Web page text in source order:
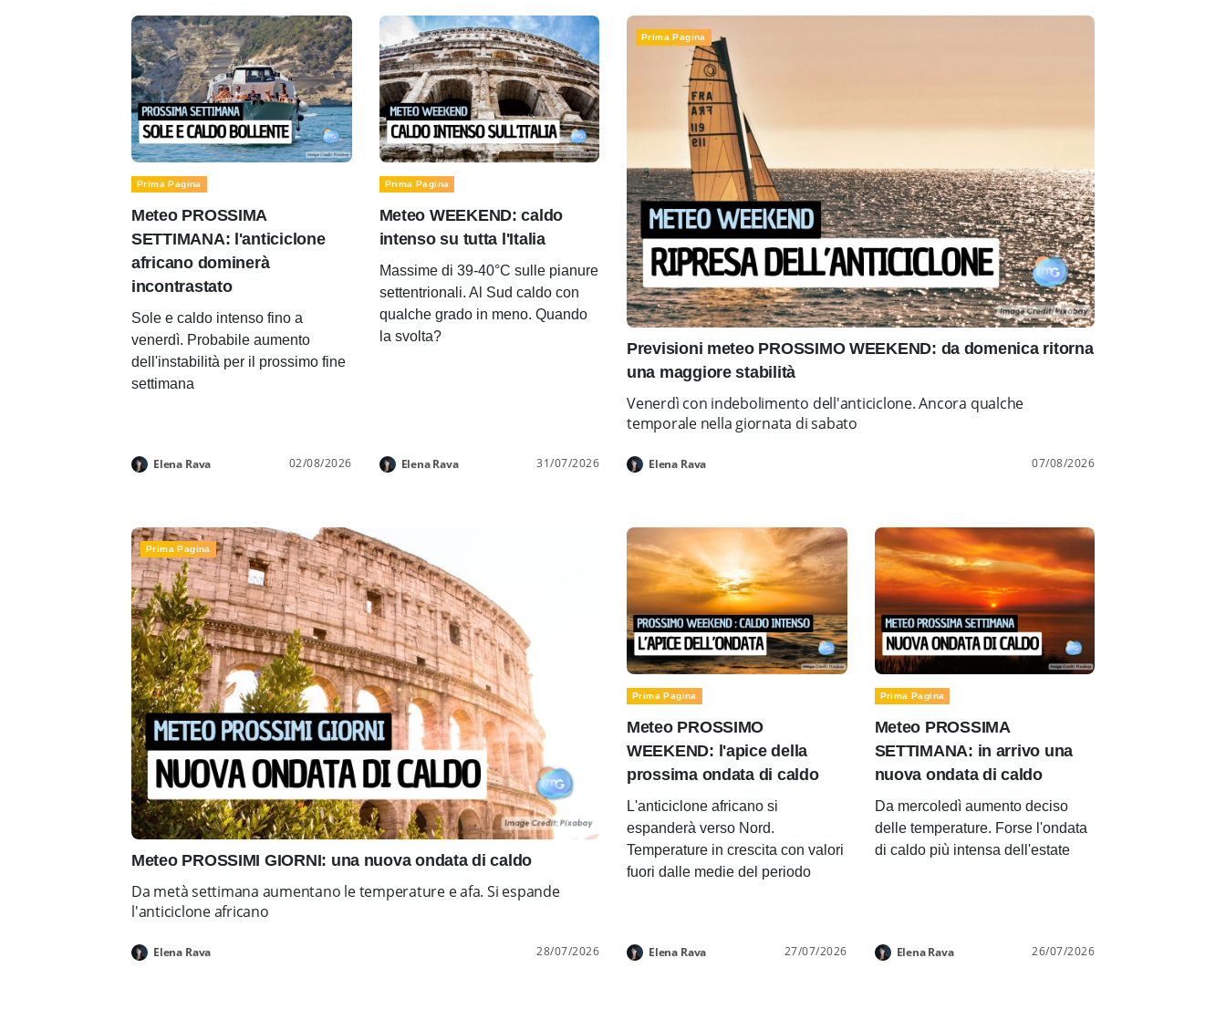
Prima Pagina
Meteo PROSSIMA
SETTIMANA: l'anticiclone
africano dominerà
incontrastato
Sole e caldo intenso fino a
venerdì. Probabile aumento
dell'instabilità per il prossimo fine
settimana
Elena Rava 02/08/2026
Prima Pagina
Meteo WEEKEND: caldo
intenso su tutta l'Italia
Massime di 39-40°C sulle pianure
settentrionali. Al Sud caldo con
qualche grado in meno. Quando
la svolta?
Elena Rava 31/07/2026
Prima Pagina
Previsioni meteo PROSSIMO WEEKEND: da domenica ritorna
una maggiore stabilità
Venerdì con indebolimento dell'anticiclone. Ancora qualche
temporale nella giornata di sabato
Elena Rava 07/08/2026
Prima Pagina
Meteo PROSSIMI GIORNI: una nuova ondata di caldo
Da metà settimana aumentano le temperature e afa. Si espande
l'anticiclone africano
Elena Rava 28/07/2026
Prima Pagina
Meteo PROSSIMO
WEEKEND: l'apice della
prossima ondata di caldo
L'anticiclone africano si
espanderà verso Nord.
Temperature in crescita con valori
fuori dalle medie del periodo
Elena Rava 27/07/2026
Prima Pagina
Meteo PROSSIMA
SETTIMANA: in arrivo una
nuova ondata di caldo
Da mercoledì aumento deciso
delle temperature. Forse l'ondata
di caldo più intensa dell'estate
Elena Rava 26/07/2026